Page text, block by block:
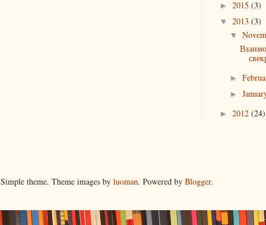
► 2015 (3)
▼ 2013 (3)
▼
►
►
► 2012 (24)
Simple theme. Theme images by luoman. Powered by Blogger.